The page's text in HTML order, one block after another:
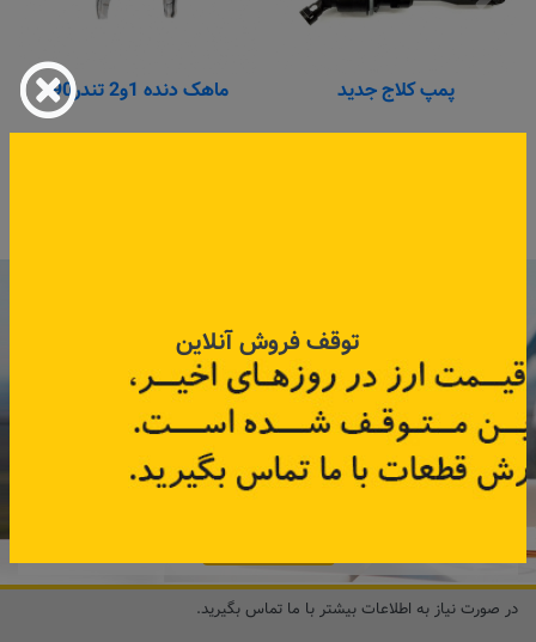
پمپ کلاج جدید ماهک دنده 1و2 تندر90
همین حالا ۱۵ هزار تومان کد‌تخفیف خرید
آنلاین
دریافت کنید.
در صورت نیاز به اطلاعات بیشتر با ما تماس بگیرید.
توقف فروش آنلاین